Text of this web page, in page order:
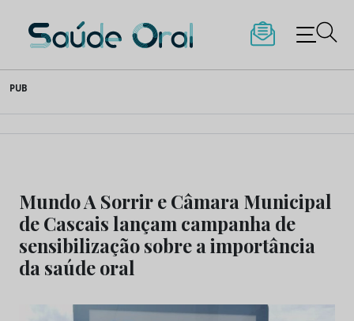
to
content
Saúde Oral
PUB
Mundo A Sorrir e Câmara Municipal
de Cascais lançam campanha de
sensibilização sobre a importância
da saúde oral